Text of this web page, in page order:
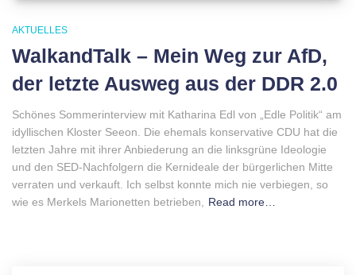
AKTUELLES
WalkandTalk – Mein Weg zur AfD,
der letzte Ausweg aus der DDR 2.0
Schönes Sommerinterview mit Katharina Edl von „Edle Politik“ am
idyllischen Kloster Seeon. Die ehemals konservative CDU hat die
letzten Jahre mit ihrer Anbiederung an die linksgrüne Ideologie
und den SED-Nachfolgern die Kernideale der bürgerlichen Mitte
verraten und verkauft. Ich selbst konnte mich nie verbiegen, so
wie es Merkels Marionetten betrieben, Read more…